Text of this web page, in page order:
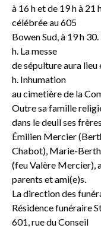
à 16 h et de 19 h à 21
célébrée au 605
Bowen Sud, à 19 h
h. La messe
de sépulture aura lieu
h. Inhumation
au cimetière de la
Outre sa famille
dans le deuil ses
Émilien Mercier
Chabot), Marie-
(feu Valère Mercier),
parents et ami(e)s.
La direction des
Résidence funéraire
601, rue du Conseil